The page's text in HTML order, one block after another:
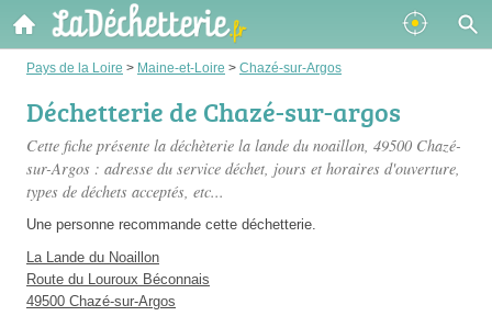
Pays de la Loire > Maine-et-Loire > Chazé-sur-Argos
Déchetterie de Chazé-sur-argos
Cette fiche présente la déchèterie la lande du noaillon, 49500 Chazé-
sur-Argos : adresse du service déchet, jours et horaires d'ouverture,
types de déchets acceptés, etc...
Une personne recommande cette déchetterie.
La Lande du Noaillon
Route du Louroux Béconnais
49500 Chazé-sur-Argos